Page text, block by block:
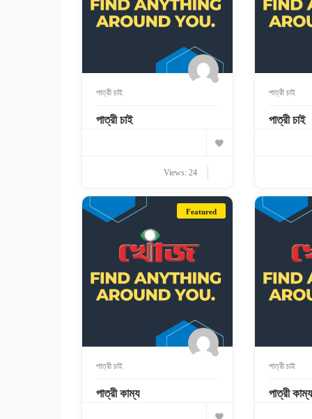
পাত্রী চাই
পাত্রী চাই
Views: 24
পাত্রী চাই
পাত্রী চাই
Featured
পাত্রী চাই
পাত্রী কাম্য
পাত্রী চাই
পাত্রী কাম্য